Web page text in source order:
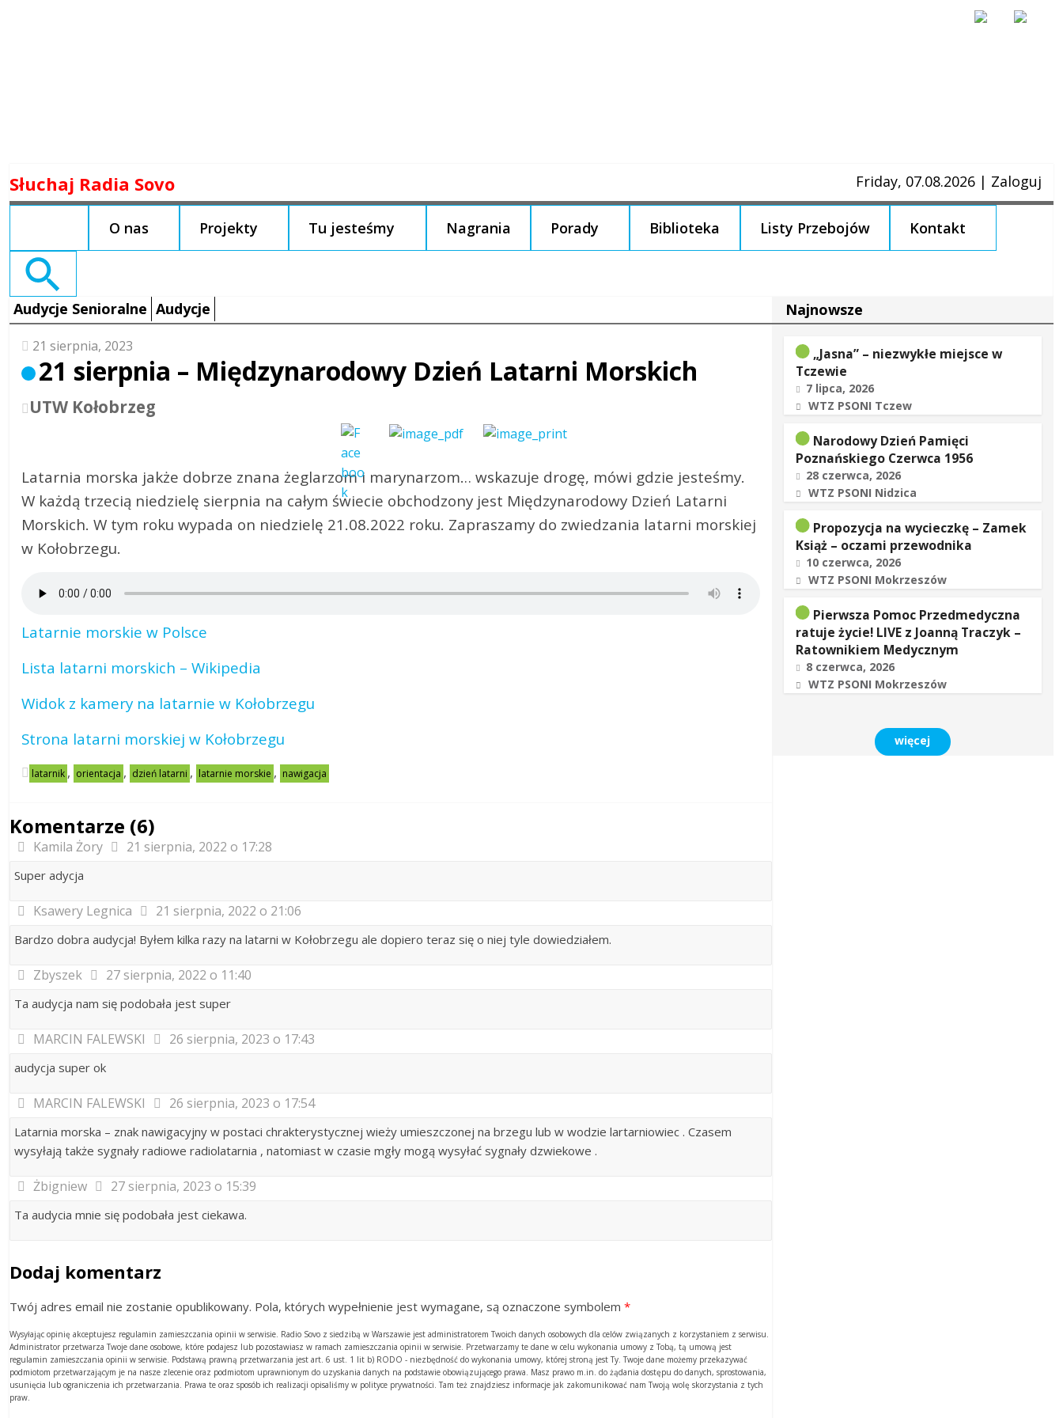
to
Słuchaj Radia Sovo Friday, 07.08.2026 | Zaloguj
O nas Projekty Tu jesteśmy Nagrania Porady Biblioteka Listy Przebojów Kontakt
Search
Audycje Senioralne Audycje
21 sierpnia, 2023
21 sierpnia – Międzynarodowy Dzień Latarni Morskich
UTW Kołobrzeg
Latarnia morska jakże dobrze znana żeglarzom i marynarzom… wskazuje drogę, mówi gdzie jesteśmy.
W każdą trzecią niedzielę sierpnia na całym świecie obchodzony jest Międzynarodowy Dzień Latarni
Morskich. W tym roku wypada on niedzielę 21.08.2022 roku. Zapraszamy do zwiedzania latarni morskiej
w Kołobrzegu.
Latarnie morskie w Polsce
Lista latarni morskich – Wikipedia
Widok z kamery na latarnie w Kołobrzegu
Strona latarni morskiej w Kołobrzegu
latarnik , orientacja , dzień latarni , latarnie morskie , nawigacja
Komentarze (6)
Kamila Żory 21 sierpnia, 2022 o 17:28
Super adycja
Ksawery Legnica 21 sierpnia, 2022 o 21:06
Bardzo dobra audycja! Byłem kilka razy na latarni w Kołobrzegu ale dopiero teraz się o niej tyle dowiedziałem.
Zbyszek 27 sierpnia, 2022 o 11:40
Ta audycja nam się podobała jest super
MARCIN FALEWSKI 26 sierpnia, 2023 o 17:43
audycja super ok
MARCIN FALEWSKI 26 sierpnia, 2023 o 17:54
Latarnia morska – znak nawigacyjny w postaci chrakterystycznej wieży umieszczonej na brzegu lub w wodzie lartarniowiec . Czasem
wysyłają także sygnały radiowe radiolatarnia , natomiast w czasie mgły mogą wysyłać sygnały dzwiekowe .
Żbigniew 27 sierpnia, 2023 o 15:39
Ta audycia mnie się podobała jest ciekawa.
Dodaj komentarz
Twój adres email nie zostanie opublikowany. Pola, których wypełnienie jest wymagane, są oznaczone symbolem *
Wysyłając opinię akceptujesz regulamin zamieszczania opinii w serwisie. Radio Sovo z siedzibą w Warszawie jest administratorem Twoich danych osobowych dla celów związanych z korzystaniem z serwisu.
Administrator przetwarza Twoje dane osobowe, które podajesz lub pozostawiasz w ramach zamieszczania opinii w serwisie. Przetwarzamy te dane w celu wykonania umowy z Tobą, tą umową jest
regulamin zamieszczania opinii w serwisie. Podstawą prawną przetwarzania jest art. 6 ust. 1 lit b) RODO - niezbędność do wykonania umowy, której stroną jest Ty. Twoje dane możemy przekazywać
podmiotom przetwarzającym je na nasze zlecenie oraz podmiotom uprawnionym do uzyskania danych na podstawie obowiązującego prawa. Masz prawo m.in. do żądania dostępu do danych, sprostowania,
usunięcia lub ograniczenia ich przetwarzania. Prawa te oraz sposób ich realizacji opisaliśmy w polityce prywatności. Tam też znajdziesz informacje jak zakomunikować nam Twoją wolę skorzystania z tych
praw.
Najnowsze
„Jasna” – niezwykłe miejsce w
Tczewie
7 lipca, 2026
WTZ PSONI Tczew
Narodowy Dzień Pamięci
Poznańskiego Czerwca 1956
28 czerwca, 2026
WTZ PSONI Nidzica
Propozycja na wycieczkę – Zamek
Książ – oczami przewodnika
10 czerwca, 2026
WTZ PSONI Mokrzeszów
Pierwsza Pomoc Przedmedyczna
ratuje życie! LIVE z Joanną Traczyk –
Ratownikiem Medycznym
8 czerwca, 2026
WTZ PSONI Mokrzeszów
więcej